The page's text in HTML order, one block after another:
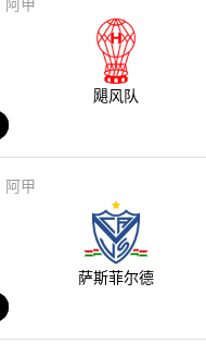
阿甲
飓风队
阿甲
萨斯菲尔德